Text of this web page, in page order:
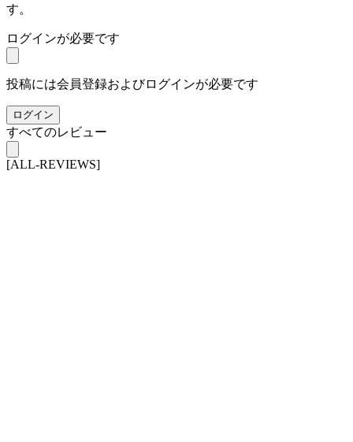
す。
ログインが必要です
投稿には会員登録およびログインが必要です
ログイン
すべてのレビュー
[ALL-REVIEWS]